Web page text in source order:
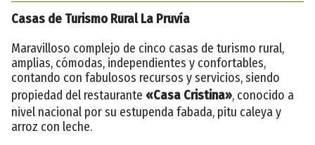
Casas de Turismo Rural La Pruvía
Maravilloso complejo de cinco casas de turismo rural,
amplias, cómodas, independientes y confortables,
contando con fabulosos recursos y servicios, siendo
propiedad del restaurante «Casa Cristina», conocido a
nivel nacional por su estupenda fabada, pitu caleya y
arroz con leche.